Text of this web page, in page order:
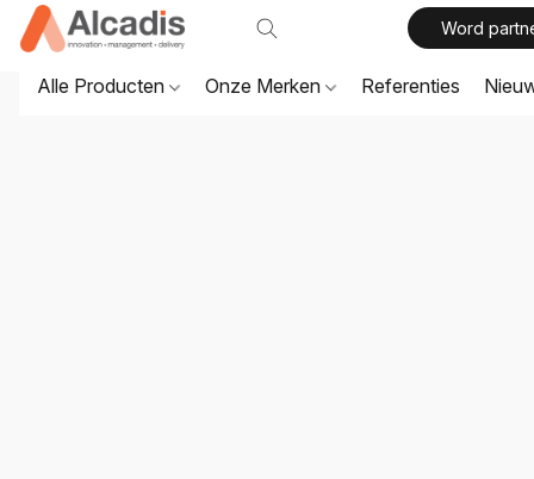
Word
Alle Producten Onze Merken Referenties